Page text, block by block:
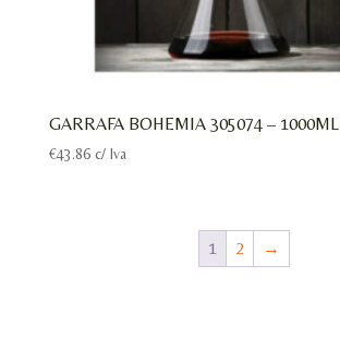
GARRAFA BOHEMIA 305074 – 1000ML
€43.86 c/ Iva
1 2 →